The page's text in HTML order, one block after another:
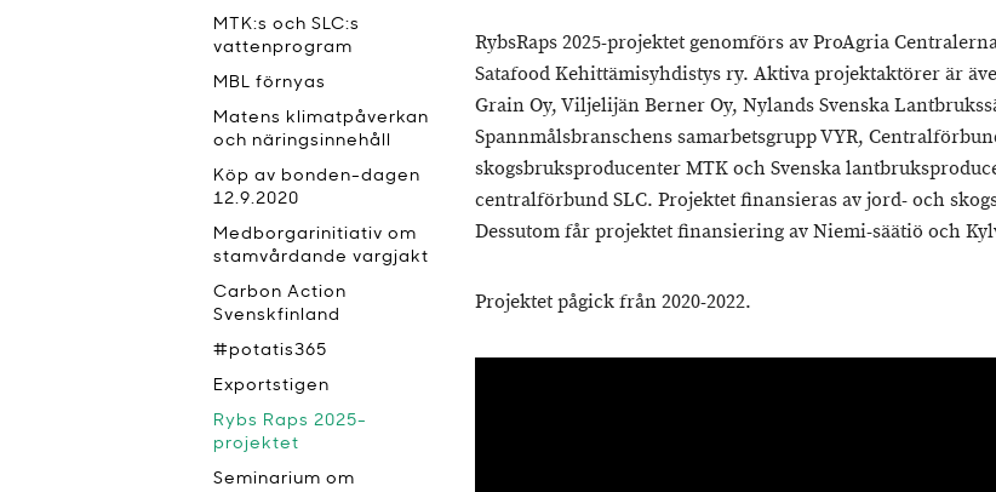
RybsRaps 2025-projektet genomförs av ProAgria
Satafood Kehittämisyhdistys ry. Aktiva projektaktörer är
Grain Oy, Viljelijän Berner Oy, Nylands Svenska
Spannmålsbranschens samarbetsgrupp VYR,
skogsbruksproducenter MTK och Svenska
centralförbund SLC. Projektet finansieras av jord- och
Dessutom får projektet finansiering av Niemi-säätiö och
Projektet pågick från 2020-2022.
MTK:s och SLC:s
vattenprogram
MBL förnyas
Matens klimatpåverkan
och näringsinnehåll
Köp av bonden-dagen
12.9.2020
Medborgarinitiativ om
stamvårdande vargjakt
Carbon Action
Svenskfinland
#potatis365
Exportstigen
Rybs Raps 2025-
projektet
Seminarium om